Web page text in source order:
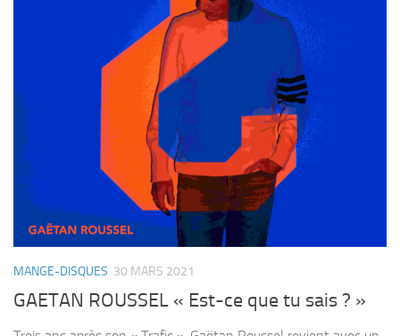
MANGE-DISQUES 30 MARS 2021
GAETAN ROUSSEL « Est-ce que tu sais ? »